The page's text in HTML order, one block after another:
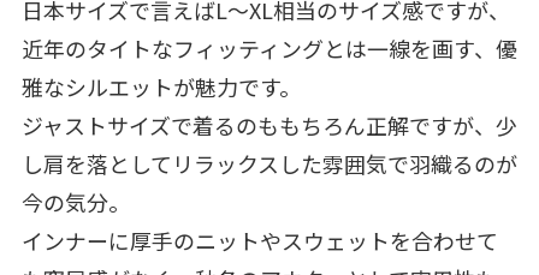
日本サイズで言えばL～XL相当のサイズ感ですが、
近年のタイトなフィッティングとは一線を画す、優
雅なシルエットが魅力です。
ジャストサイズで着るのももちろん正解ですが、少
し肩を落としてリラックスした雰囲気で羽織るのが
今の気分。
インナーに厚手のニットやスウェットを合わせて